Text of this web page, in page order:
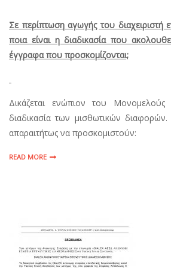
Σε περίπτωση αγωγής του διαχειριστή
ποια είναι η διαδικασία που
έγγραφα που προσκομίζονται;
Δικάζεται ενώπιον του
διαδικασία των μισθωτικών
απαραιτήτως να προσκομιστούν:
READ MORE